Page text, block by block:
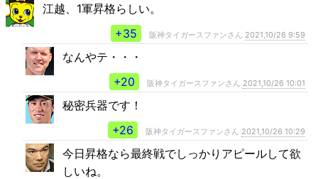
江越、1軍昇格らしい。
+35
阪神タイガースファンさん 2021,10/26 9:59
なんやテ・・・
+20
阪神タイガースファンさん 2021,10/26 10:01
秘密兵器です！
+26
阪神タイガースファンさん 2021,10/26 10:29
今日昇格なら最終戦でしっかりアピールして欲
しいね。